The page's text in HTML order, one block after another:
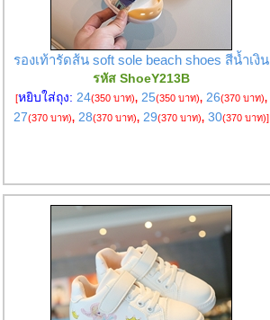
รองเท้ารัดส้น soft sole beach shoes สีน้ำเงิน
รหัส ShoeY213B
[หยิบใส่ถุง: 24(350 บาท), 25(350 บาท), 26(370 บาท),
27(370 บาท), 28(370 บาท), 29(370 บาท), 30(370 บาท)]